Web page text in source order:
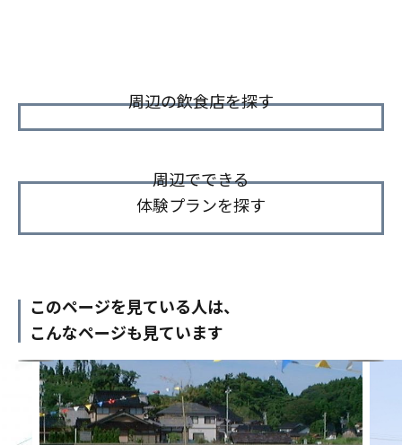
周辺の飲食店を探す
周辺でできる
体験プランを探す
このページを見ている人は、
こんなページも見ています